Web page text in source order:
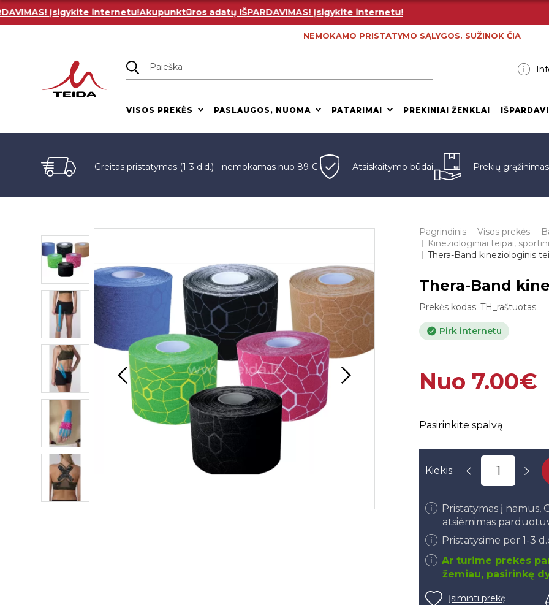
Įsigykite internetu!Akupunktūros adatų IŠPARDAVIMAS! Įsigykite internetu!
NEMOKAMO PRISTATYMO SĄLYGOS. SUŽINOK ČIA
VISOS PREKĖS PASLAUGOS, NUOMA PATARIMAI PREKINIAI ŽENKLAI
Greitas pristatymas (1-3 d.d.) - nemokamas nuo 89 € Atsiskaitymo būdai Prekių grąžinimas
Pagrindinis Visos prekės
Kineziologiniai teipai,
Thera-Band kineziologinis
Thera-Band
Prekės kodas:TH_raštuotas
Pirk internetu
Nuo 7.00€
Pasirinkite spalvą
Kiekis:
Pristatymas į namus,
atsiėmimas
Pristatysime per 1-3
Ar turime prekes
žemiau, pasirinkę
Įsiminti prekę